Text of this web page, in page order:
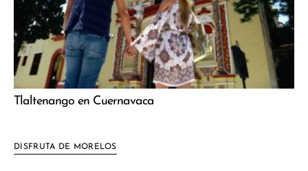
Tlaltenango en Cuernavaca
DISFRUTA DE MORELOS